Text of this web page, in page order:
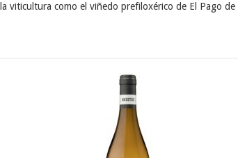
viticultura como el viñedo prefiloxérico de El Pago de